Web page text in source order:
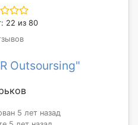
22 из 80
Outsoursing"
5 лет назад